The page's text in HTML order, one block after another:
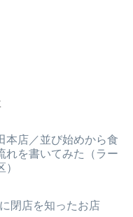
本店／並び始めから食
れを書いてみた（ラー
閉店を知ったお店